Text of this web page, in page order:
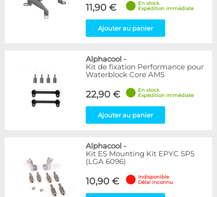
11,90 €
En stock
Expédition immédiate
Ajouter au panier
Alphacool -
Kit de fixation Performance pour
Waterblock Core AM5
22,90 €
En stock
Expédition immédiate
Ajouter au panier
Alphacool -
Kit ES Mounting Kit EPYC SP5
(LGA 6096)
10,90 €
Indisponible
Délai inconnu